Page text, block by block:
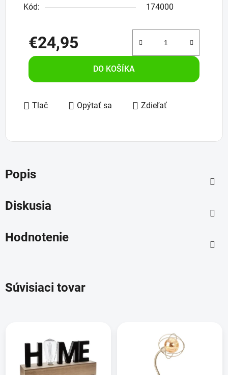
Kód:
174000
€24,95
Jednotková cena:
DO KOŠÍKA
Tlač Opýtať sa Zdieľať
Popis
Diskusia
Hodnotenie
Súvisiaci tovar